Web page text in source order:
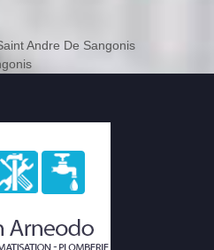
Andre De Sangonis